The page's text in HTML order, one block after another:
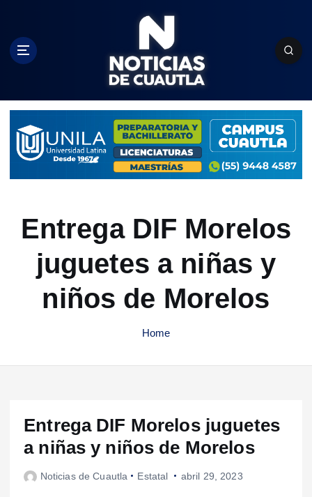
c
Entrega DIF Morelos
juguetes a niñas y
niños de Morelos
Home
Entrega DIF Morelos juguetes
a niñas y niños de Morelos
Noticias de Cuautla Estatal abril 29, 2023